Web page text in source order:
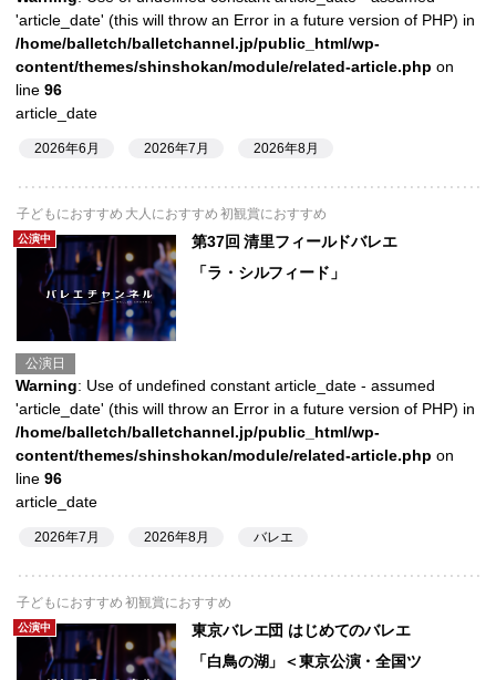
'article_date' (this will throw an Error in a future version of PHP) in
/home/balletch/balletchannel.jp/public_html/wp-
content/themes/shinshokan/module/related-article.php on
line 96
article_date
2026年6月 2026年7月 2026年8月
子どもにおすすめ 大人におすすめ 初観賞におすすめ
公演中
第37回 清里フィールドバレエ
「ラ・シルフィード」
公演日
Warning: Use of undefined constant article_date - assumed
'article_date' (this will throw an Error in a future version of PHP) in
/home/balletch/balletchannel.jp/public_html/wp-
content/themes/shinshokan/module/related-article.php on
line 96
article_date
2026年7月 2026年8月 バレエ
子どもにおすすめ 初観賞におすすめ
公演中
東京バレエ団 はじめてのバレエ
「白鳥の湖」＜東京公演・全国ツ